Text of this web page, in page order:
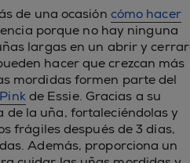
de una ocasión cómo hacer
porque no hay ninguna
largas en un abrir y cerrar
hacer que crezcan más
mordidas formen parte del
de Essie. Gracias a su
la uña, fortaleciéndolas y
frágiles después de 3 días,
Además, proporciona un